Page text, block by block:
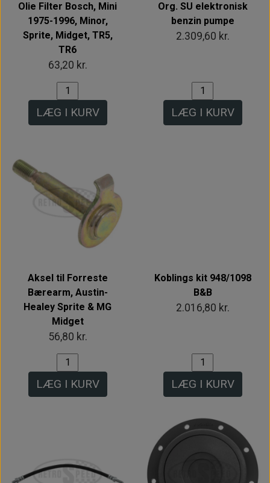
Olie Filter Bosch, Mini
1975-1996, Minor,
Sprite, Midget, TR5,
TR6
63,20 kr.
LÆG I KURV
Org. SU elektronisk
benzin pumpe
2.309,60 kr.
LÆG I KURV
Aksel til Forreste
Bærearm, Austin-
Healey Sprite & MG
Midget
56,80 kr.
LÆG I KURV
Koblings kit 948/1098
B&B
2.016,80 kr.
LÆG I KURV